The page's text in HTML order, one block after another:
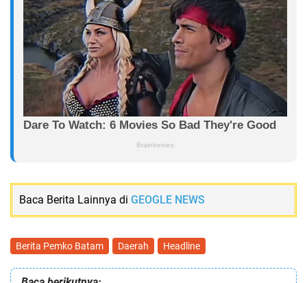
Baca Berita Lainnya di GEOGLE NEWS
Berita Pemko Batam Daerah Headline